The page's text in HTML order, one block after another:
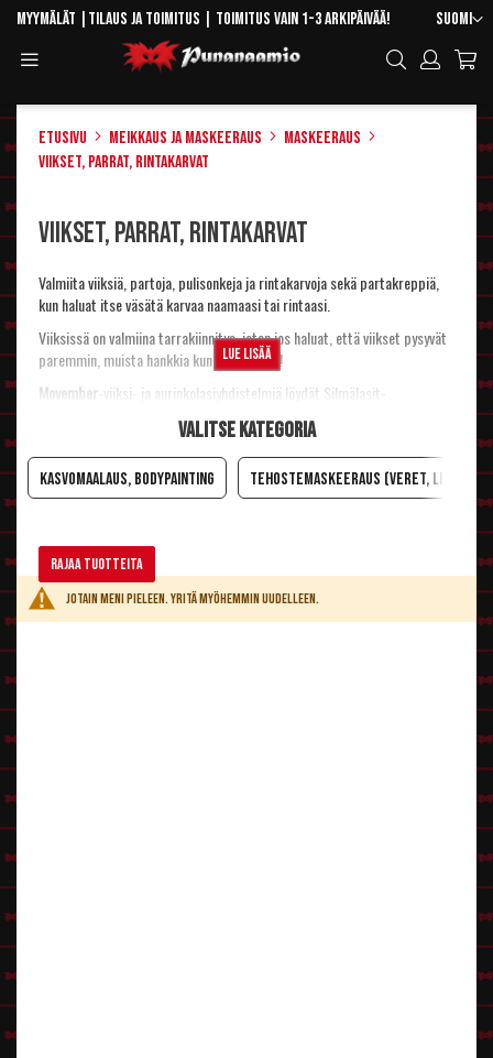
Skip
Content
Kieli
Suomi
Myymälät Tilaus ja toimitus | Toimitus vain 1-3 arkipäivää!
Hae
Etusivu Meikkaus ja maskeeraus
Maskeeraus
Viikset, parrat, rintakarvat
Viikset, parrat, rintakarvat
Valmiita viiksiä, partoja, pulisonkeja ja rintakarvoja sekä partakreppiä,
kun haluat itse väsätä karvaa naamaasi tai rintaasi.
Viiksissä on valmiina tarrakiinnitys, joten jos haluat, että viikset pysyvät
paremmin, muista hankkia kunnon iholiima!
Movember -viiksi- ja aurinkolasiyhdistelmiä löydät Silmälasit-
Lue lisää
Valitse kategoria
Kasvomaalaus, bodypainting Tehostemaskeeraus (veret, liimat,
Rajaa tuotteita
Jotain meni pieleen. Yritä myöhemmin uudelleen.